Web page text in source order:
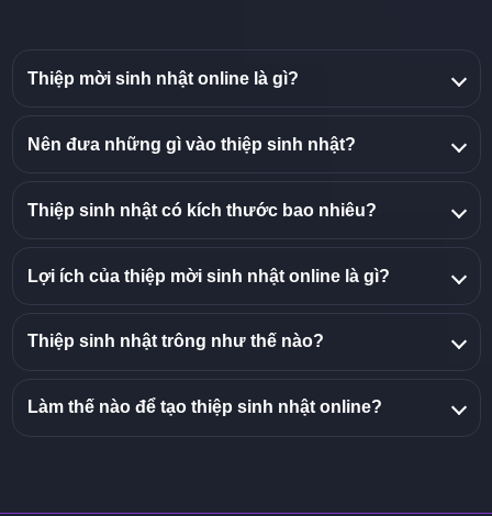
Thiệp mời sinh nhật online là gì?
Nên đưa những gì vào thiệp sinh nhật?
Thiệp sinh nhật có kích thước bao nhiêu?
Lợi ích của thiệp mời sinh nhật online là gì?
Thiệp sinh nhật trông như thế nào?
Làm thế nào để tạo thiệp sinh nhật online?